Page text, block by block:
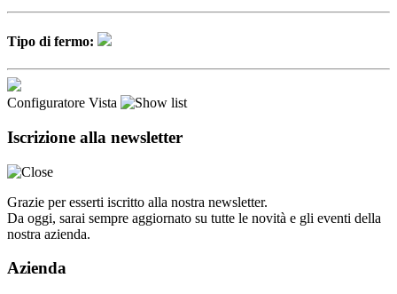
Tipo di fermo:
Configuratore Vista
Iscrizione alla newsletter
Grazie per esserti iscritto alla nostra newsletter.
Da oggi, sarai sempre aggiornato su tutte le novità e gli eventi della
nostra azienda.
Azienda